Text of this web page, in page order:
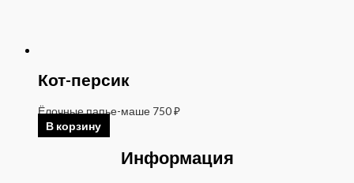
Кот-персик
Ёлочные папье-маше 750₽
В корзину
Информация